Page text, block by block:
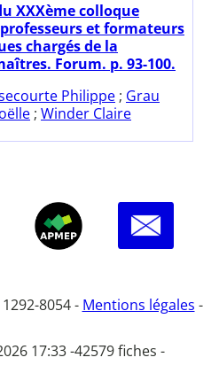
XXXème colloque
professeurs et formateurs
chargés de la
Forum. p. 93-100.
Philippe ; Grau
; Winder Claire
8054 - Mentions légales -
17:33 -42579 fiches -